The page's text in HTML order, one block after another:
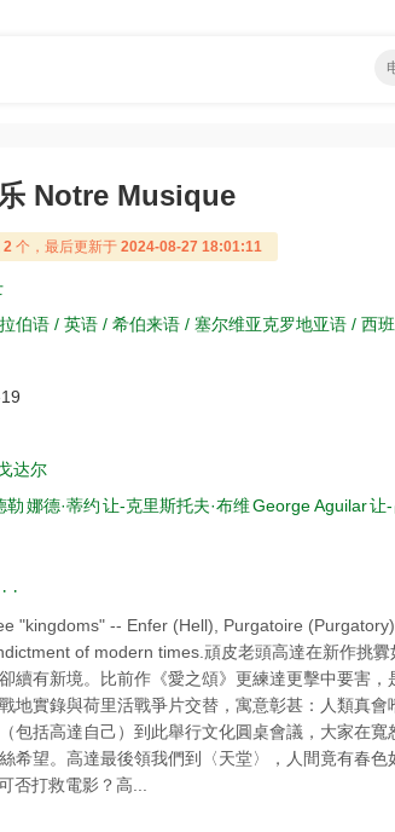
Notre Musique
2 个，最后更新于 2024-08-27 18:01:11
伯语 / 英语 / 希伯来语 / 塞尔维亚克罗地亚语 / 西
达尔
勒娜德·蒂约让-克里斯托夫·布维George Aguilar让-
·
"kingdoms" -- Enfer (Hell), Purgatoire
of modern times.頑皮老頭高達在新作挑
續有新境。比前作《愛之頌》更練達更擊中要害
地實錄與荷里活戰爭片交替，寓意彰甚：人類真會
包括高達自己）到此舉行文化圓桌會議，大家在
希望。高達最後領我們到〈天堂〉，人間竟有春
否打救電影？高...